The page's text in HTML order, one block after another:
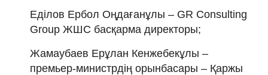
Еділов Ербол Оңдағанұлы – GR Consulting
Group ЖШС басқарма директоры;
Жамаубаев Ерұлан Кенжебекұлы –
премьер-министрдің орынбасары – Қаржы